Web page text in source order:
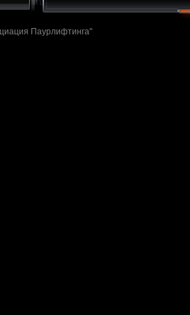
Паурлифтинга"